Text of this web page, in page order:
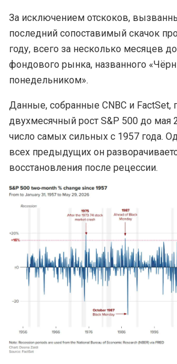
За исключением отскоков,
последний сопоставимый скачок
году, всего за несколько месяцев
фондового рынка, названного
понедельником».
Данные, собранные CNBC и FactSet,
двухмесячный рост S&P 500 до мая
число самых сильных с 1957 года.
всех предыдущих он
восстановления после рецессии.